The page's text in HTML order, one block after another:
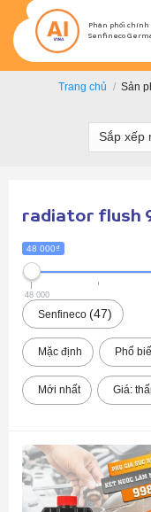
qua
nội
Phân phối
Senfineco
Trang chủ / Sản
radiator flush
48 000₫
48 000
Senfineco 47
Mặc định Phổ
Mới nhất Giá: